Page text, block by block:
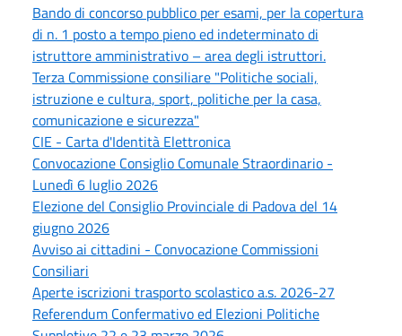
Bando di concorso pubblico per esami, per la copertura
di n. 1 posto a tempo pieno ed indeterminato di
istruttore amministrativo – area degli istruttori.
Terza Commissione consiliare "Politiche sociali,
istruzione e cultura, sport, politiche per la casa,
comunicazione e sicurezza"
CIE - Carta d'Identità Elettronica
Convocazione Consiglio Comunale Straordinario -
Lunedì 6 luglio 2026
Elezione del Consiglio Provinciale di Padova del 14
giugno 2026
Avviso ai cittadini - Convocazione Commissioni
Consiliari
Aperte iscrizioni trasporto scolastico a.s. 2026-27
Referendum Confermativo ed Elezioni Politiche